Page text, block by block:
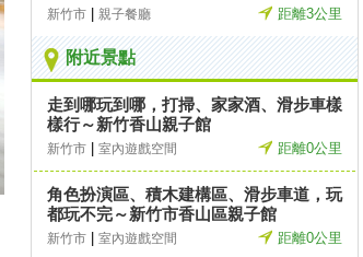
新竹市 親子餐廳 距離3公里
附近景點
走到哪玩到哪，打掃、家家酒、滑步車樣
樣行～新竹香山親子館
新竹市 室內遊戲空間 距離0公里
角色扮演區、積木建構區、滑步車道，玩
都玩不完～新竹市香山區親子館
新竹市 室內遊戲空間 距離0公里